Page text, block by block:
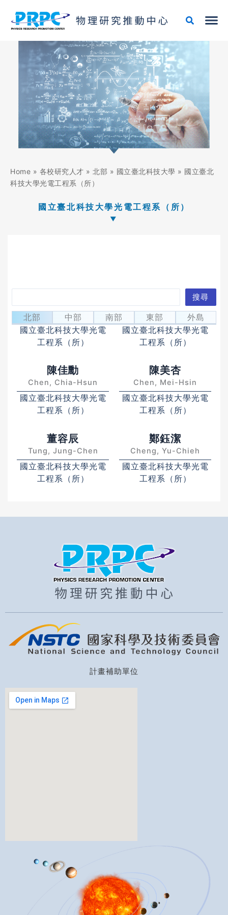
Home » 各校研究人才 » 北部 » 國立臺北科技大學 » 國立臺北
科技大學光電工程系（所）
國立臺北科技大學光電工程系（所）
林家弘
Lin, Ja-Hon
國立臺北科技大學光電
工程系（所）
胡貝禎
Hu, Bei-Zhen
國立臺北科技大學光電
工程系（所）
陳佳勳
Chen, Chia-Hsun
國立臺北科技大學光電
工程系（所）
陳美杏
Chen, Mei-Hsin
國立臺北科技大學光電
工程系（所）
董容辰
Tung, Jung-Chen
國立臺北科技大學光電
工程系（所）
鄭鈺潔
Cheng, Yu-Chieh
國立臺北科技大學光電
工程系（所）
尋
搜尋
北部 中部 南部 東部 外島
計畫補助單位